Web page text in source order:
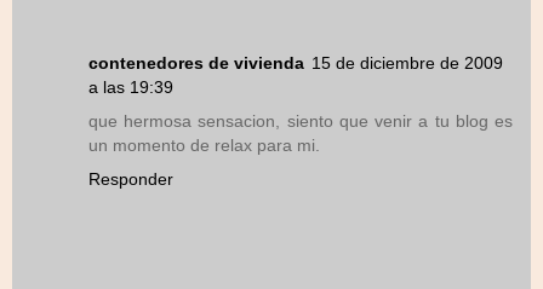
contenedores de vivienda 15 de diciembre de 2009
a las 19:39
que hermosa sensacion, siento que venir a tu blog es
un momento de relax para mi.
Responder